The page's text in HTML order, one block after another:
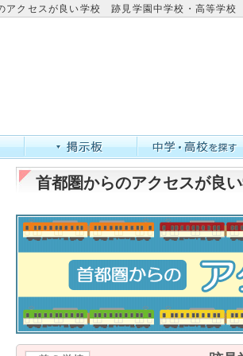
クセスが良い学校 跡見学園中学校・高等学校
首都圏からのアクセスが良